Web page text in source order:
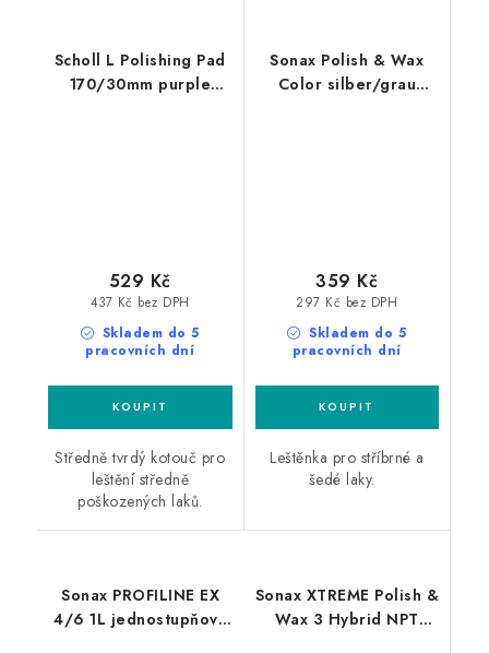
Scholl L Polishing Pad
170/30mm purple
Skladem do 5
pracovních dní
437 Kč bez DPH
529 Kč
Středně tvrdý kotouč pro
leštění středně
poškozených laků.
Sonax Polish & Wax
Color silber/grau
Skladem do 5
pracovních dní
297 Kč bez DPH
359 Kč
Leštěnka pro stříbrné a
šedé laky.
Sonax PROFILINE EX
4/6 1L jednostupňová
Sonax XTREME Polish &
Wax 3 Hybrid NPT